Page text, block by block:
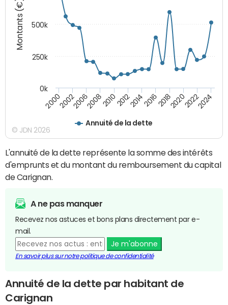
Montants (€)
Annuité de la dette
200020022006200820102012201420162018202020222024
0k
250k
500k
© JDN 2026
L'annuité de la dette représente la somme des intérêts
d'emprunts et du montant du remboursement du capital
de Carignan.
A ne pas manquer
Recevez nos astuces et bons plans directement par e-
mail.
Je m'abonne
En savoir plus sur notre politique de confidentialité
Annuité de la dette par habitant de
Carignan